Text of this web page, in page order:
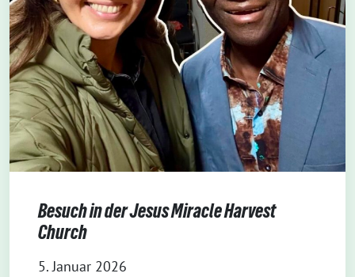
Besuch in der Jesus Miracle Harvest
Church
5. Januar 2026